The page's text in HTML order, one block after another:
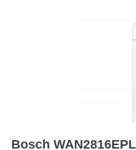
Bosch WAN2816EPL